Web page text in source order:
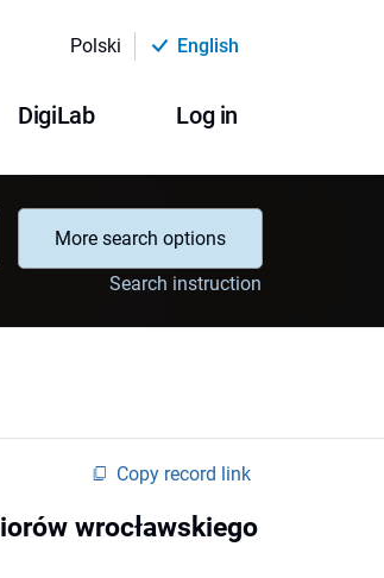
Polski English
DigiLab Log in
More search options
Search instruction
Copy record link
wrocławskiego